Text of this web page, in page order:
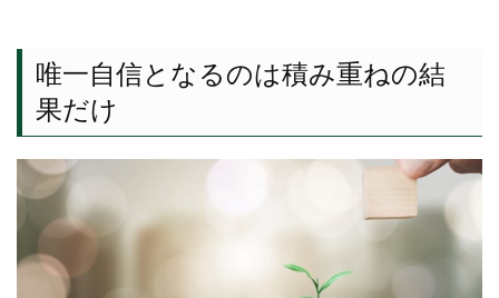
唯一自信となるのは積み重ねの結
果だけ